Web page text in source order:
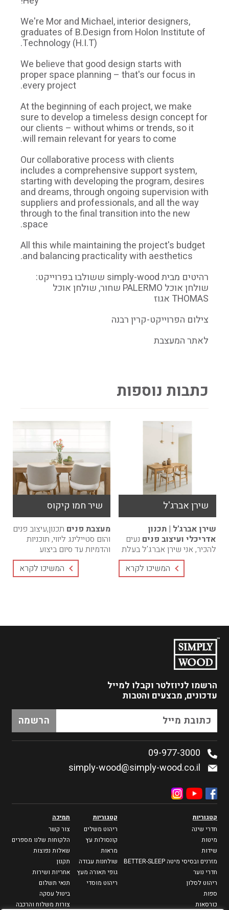
We're Mor and Michael, interior designers,
graduates of B.Design from Holon Institute of
Technology (H.I.T).
We believe that good design starts with
proper space planning – that's our focus in
every project.
At the beginning of each project, we make
sure to develop a timeless design concept for
our clients – without whims or trends, so it
will remain relevant for years to come.
Our collaborative process with clients
includes a comprehensive support system,
starting with developing the program, desires
and dreams, through ongoing supervision with
suppliers and professionals, and all the way
through to the final transition into the new
space.
All this while maintaining the project's budget
and balancing practicality with aesthetics.
רהיטים מבית simply-wood ששולבו בפרוייקט:
שולחן אוכל PALERMO שחור, שולחן אוכל
THOMAS אגוז
צילום הפרוייקט-קרין רבנה
לאתר המעצבת
כתבות נוספות
שירן אברג'ל
שירן אברג'ל | תכנון
אדריכלי ועיצוב פנים נעים
להכיר, אני שירן אברג'ל בעלת
הסטודיו.מאז ומתמיד ידעתי
שאדריכלות ועיצוב פנים הם
הרבה יותר ...
המשיכו לקרא
שיר חמו קיקוס
מעצבת פנים תכנון,עיצוב פנים
והום סטיילינג ליווי, תוכניות
והדמיות עד סיום ביצוע
הפרוייקט. מחירים
אטרקטיביים, חבילות בהתאמה
המשיכו לקרא
הרשמו לניוזלטר וקבלו למייל
עדכונים, מבצעים והטבות
09-977-3000
simply-wood@simply-wood.co.il
קטגוריות
חדרי שינה
מיטות
שידות
מזרנים ובסיסי מיטה BETTER-SLEEP
חדרי נוער
ריהוט לסלון
ספות
כורסאות
קטגוריות
ריהוט משלים
קונסולות עץ
מראות
שולחנות עבודה
גופי תאורה מעץ
ריהוט מוסדי
תמיכה
צור קשר
הלקוחות שלנו מספרים
שאלות נפוצות
תקנון
אחריות ושירות
תנאי תשלום
ביטול עסקה
צורות משלוח והרכבה